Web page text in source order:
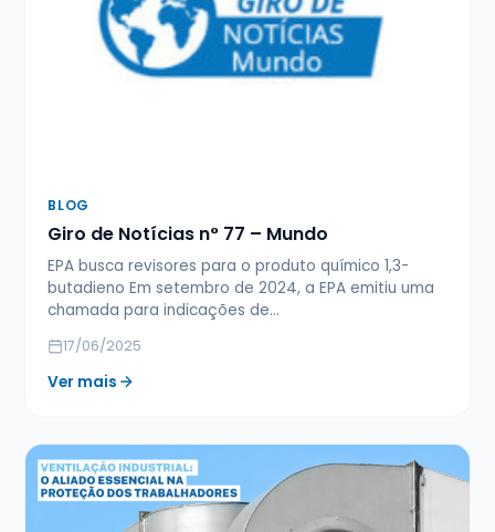
BLOG
Giro de Notícias n° 77 – Mundo
EPA busca revisores para o produto químico 1,3-
butadieno Em setembro de 2024, a EPA emitiu uma
chamada para indicações de…
17/06/2025
Ver mais